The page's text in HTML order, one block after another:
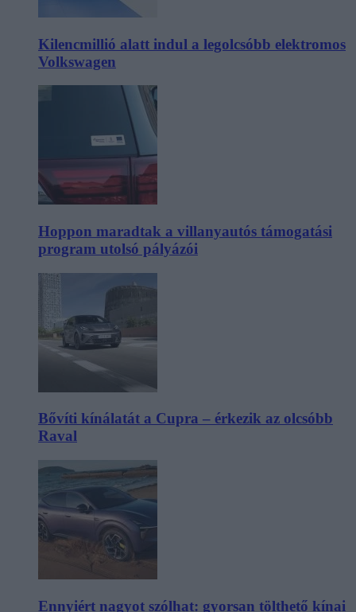
Kilencmillió alatt indul a legolcsóbb elektromos
Volkswagen
Hoppon maradtak a villanyautós támogatási
program utolsó pályázói
Bővíti kínálatát a Cupra – érkezik az olcsóbb
Raval
Ennyiért nagyot szólhat: gyorsan tölthető kínai